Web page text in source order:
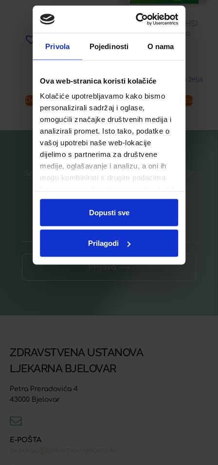
Privola Pojedinosti O nama
Ova web-stranica koristi kolačiće
Kolačiće upotrebljavamo kako bismo
personalizirali sadržaj i oglase,
omogućili značajke društvenih medija i
analizirali promet. Isto tako, podatke o
vašoj upotrebi naše web-lokacije
dijelimo s partnerima za društvene
medije, oglašavanje i analizu, a oni ih
mogu kombinirati s drugim podacima
ste upotrebljavali njihove usluge.
Dopusti sve
Prilagodi
Dodaj u košaricu
BIO-C 500 ® (PHS)
KAPSULE Á 40
Dodaj u listu želja
Dodaj u košaricu
Saznajte prvi za nove proizvode i ekskluzivne promocije
Prijavite se na listu za novosti
Prijava ⟶
ZDRAVSTVENA USTANOVA
LJEKARNA BJELOVAR
Petra Preradovića 4
43000 Bjelovar
E-POŠTA